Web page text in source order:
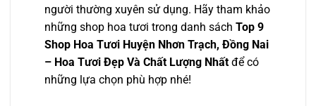
người thường xuyên sử dụng. Hãy tham khảo
những shop hoa tươi trong danh sách Top 9
Shop Hoa Tươi Huyện Nhơn Trạch, Đồng Nai
– Hoa Tươi Đẹp Và Chất Lượng Nhất để có
những lựa chọn phù hợp nhé!